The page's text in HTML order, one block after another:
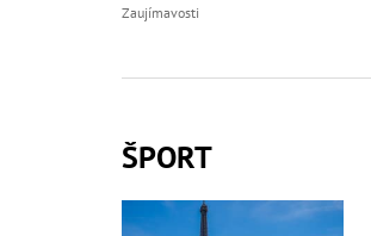
Zaujímavosti
ŠPORT